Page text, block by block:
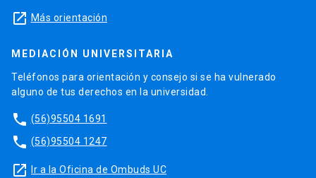
launch Más orientación
MEDIACIÓN UNIVERSITARIA
Teléfonos para orientación y consejo si se ha vulnerado
alguno de tus derechos en la universidad.
phone (56)95504 1691
phone (56)95504 1247
launch Ir a la Oficina de Ombuds UC